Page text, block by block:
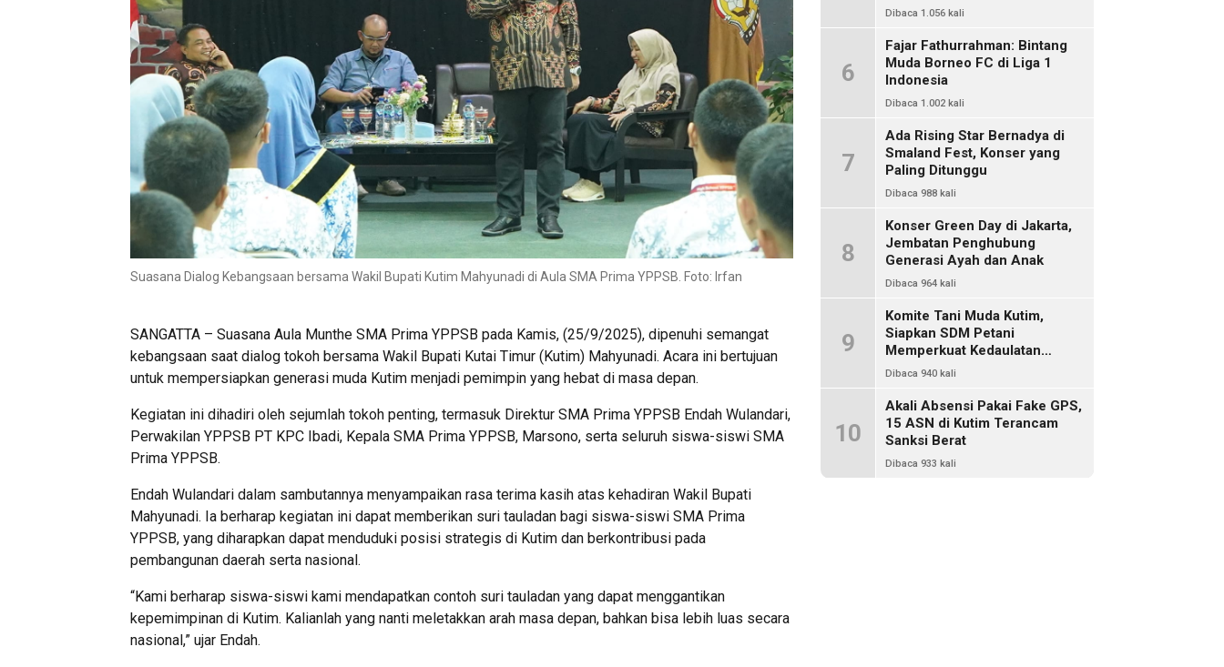
Suasana Dialog Kebangsaan bersama Wakil Bupati Kutim Mahyunadi di Aula SMA Prima YPPSB. Foto: Irfan
SANGATTA – Suasana Aula Munthe SMA Prima YPPSB pada Kamis, (25/9/2025), dipenuhi semangat
kebangsaan saat dialog tokoh bersama Wakil Bupati Kutai Timur (Kutim) Mahyunadi. Acara ini bertujuan
untuk mempersiapkan generasi muda Kutim menjadi pemimpin yang hebat di masa depan.
Kegiatan ini dihadiri oleh sejumlah tokoh penting, termasuk Direktur SMA Prima YPPSB Endah Wulandari,
Perwakilan YPPSB PT KPC Ibadi, Kepala SMA Prima YPPSB, Marsono, serta seluruh siswa-siswi SMA
Prima YPPSB.
Endah Wulandari dalam sambutannya menyampaikan rasa terima kasih atas kehadiran Wakil Bupati
Mahyunadi. Ia berharap kegiatan ini dapat memberikan suri tauladan bagi siswa-siswi SMA Prima
YPPSB, yang diharapkan dapat menduduki posisi strategis di Kutim dan berkontribusi pada
pembangunan daerah serta nasional.
“Kami berharap siswa-siswi kami mendapatkan contoh suri tauladan yang dapat menggantikan
kepemimpinan di Kutim. Kalianlah yang nanti meletakkan arah masa depan, bahkan bisa lebih luas secara
nasional,” ujar Endah.
Dibaca 1.056 kali
6
Fajar Fathurrahman: Bintang
Muda Borneo FC di Liga 1
Indonesia
Dibaca 1.002 kali
7
Ada Rising Star Bernadya di
Smaland Fest, Konser yang
Paling Ditunggu
Dibaca 988 kali
8
Konser Green Day di Jakarta,
Jembatan Penghubung
Generasi Ayah dan Anak
Dibaca 964 kali
9
Komite Tani Muda Kutim,
Siapkan SDM Petani
Memperkuat Kedaulatan
Pangan
Dibaca 940 kali
10
Akali Absensi Pakai Fake GPS,
15 ASN di Kutim Terancam
Sanksi Berat
Dibaca 933 kali